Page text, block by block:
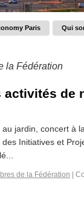
Paris Qui
la Fédération
activités de
jardin, concert à
Initiatives et
de la Fédération